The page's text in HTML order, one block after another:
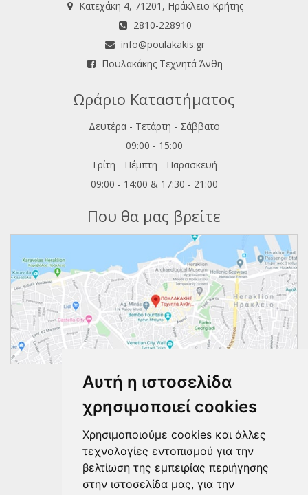
Αυτή η ιστοσελίδα
χρησιμοποιεί cookies
Χρησιμοποιούμε cookies και άλλες
τεχνολογίες εντοπισμού για την
βελτίωση της εμπειρίας περιήγησης
στην ιστοσελίδα μας, για την
Κατεχάκη 4, 71201, Ηράκλειο Κρήτης
2810-228910
info@poulakakis.gr
Πουλακάκης Τεχνητά Άνθη
Ωράριο Καταστήματος
Δευτέρα - Τετάρτη - Σάββατο
09:00 - 15:00
Τρίτη - Πέμπτη - Παρασκευή
09:00 - 14:00 & 17:30 - 21:00
Που θα μας βρείτε
Ακολουθήστε μας